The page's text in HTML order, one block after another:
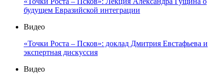
будущем Евразийской интеграции
Видео
«Точки Роста – Псков»: доклад Дмитрия Евстафьева и
экспертная дискуссия
Видео